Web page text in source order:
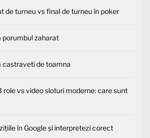
de turneu vs final de turneu în poker
porumbul zaharat
castraveti de toamna
role vs video sloturi moderne: care sunt
în Google și interpretezi corect